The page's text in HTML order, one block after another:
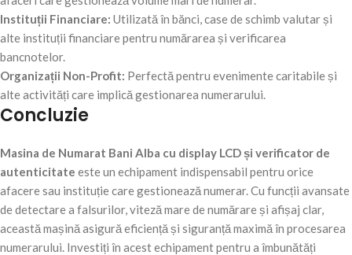
Instituții Financiare: Utilizată în bănci, case de schimb valutar și
alte instituții financiare pentru numărarea și verificarea
bancnotelor.
Organizații Non-Profit: Perfectă pentru evenimente caritabile și
alte activități care implică gestionarea numerarului.
Concluzie
Masina de Numarat Bani Alba cu display LCD și verificator de
autenticitate este un echipament indispensabil pentru orice
afacere sau instituție care gestionează numerar. Cu funcții avansate
de detectare a falsurilor, viteză mare de numărare și afișaj clar,
această mașină asigură eficiență și siguranță maximă în procesarea
numerarului. Investiți în acest echipament pentru a îmbunătăți